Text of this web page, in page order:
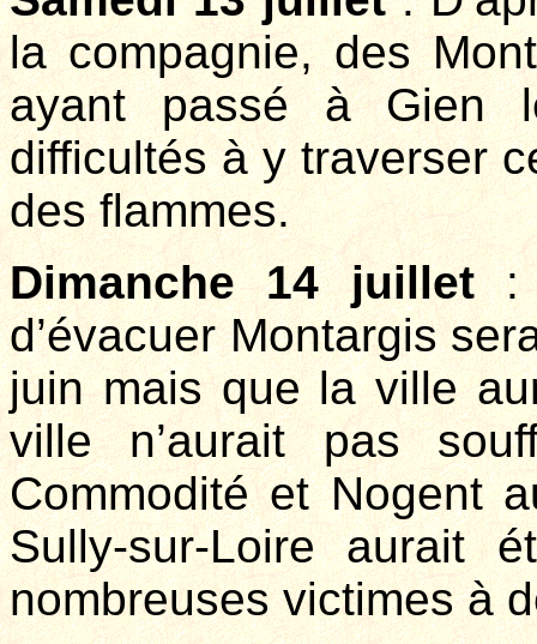
la compagnie, des
ayant passé à Gien
difficultés à y traverser
des flammes.
Dimanche 14 juillet:
d’évacuer Montargis
juin mais que la ville
ville n’aurait pas
Commodité et Nogent
Sully-sur-Loire aurait
nombreuses victimes à